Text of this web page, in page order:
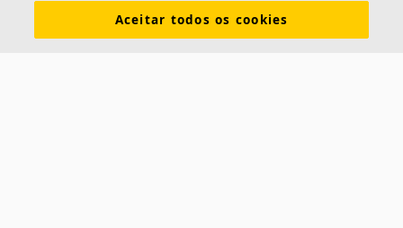
Aceitar todos os cookies